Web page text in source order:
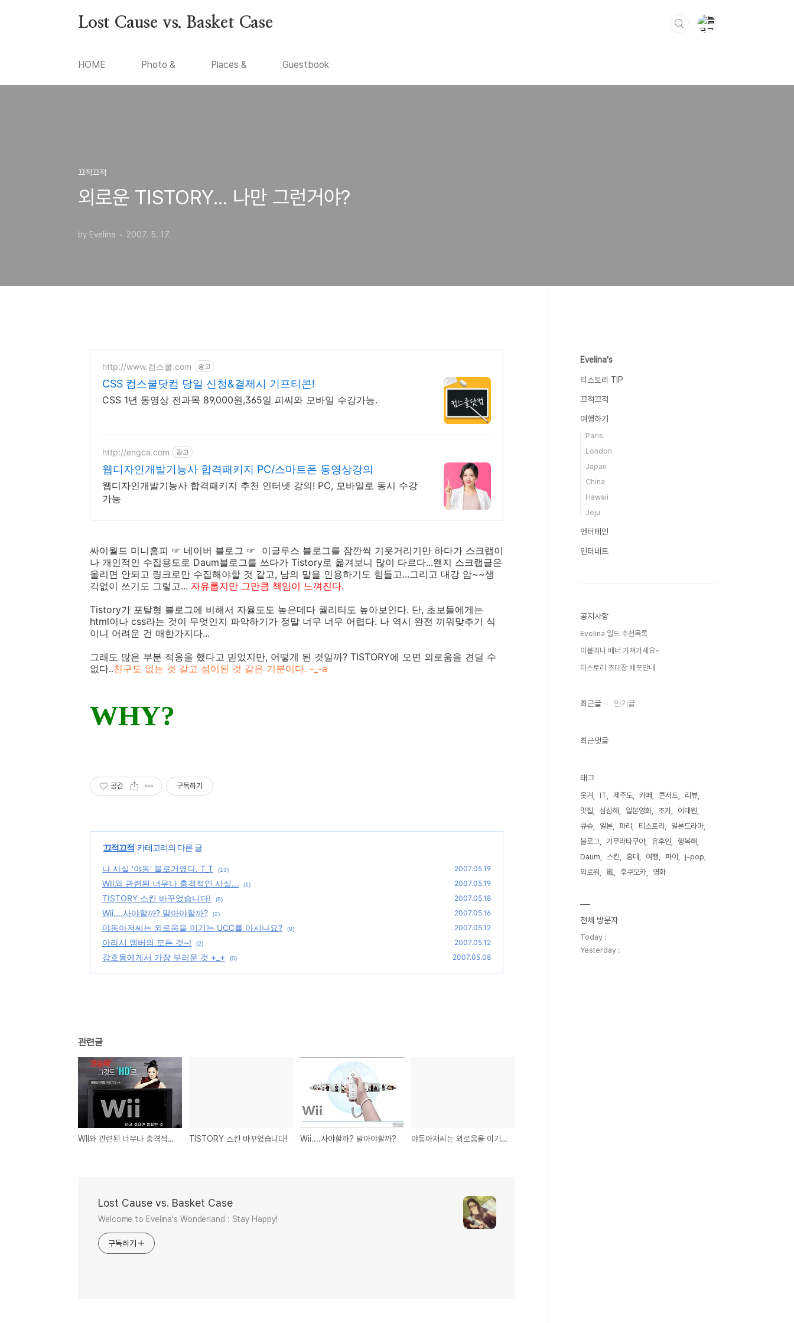
Lost Cause vs. Basket Case
HOME Photo & Places & Guestbook
끄적끄적
외로운 TISTORY... 나만 그런거야?
by Evelina 2007. 5. 17.
http://www.컴스쿨.com 광고
CSS 컴스쿨닷컴 당일 신청&결제시 기프티콘!
CSS 1년 동영상 전과목 89,000원,365일 피씨와 모바일 수강가능.
http://engca.com 광고
웹디자인개발기능사 합격패키지 PC/스마트폰 동영상강의
웹디자인개발기능사 합격패키지 추천 인터넷 강의! PC, 모바일로 동시 수강
가능
싸이월드 미니홈피 ☞ 네이버 블로그 ☞ 이글루스 블로그를 잠깐씩 기웃거리기만 하다가 스크랩이
나 개인적인 수집용도로 Daum블로그를 쓰다가 Tistory로 옮겨보니 많이 다르다...왠지 스크랩글은
올리면 안되고 링크로만 수집해야할 것 같고, 남의 말을 인용하기도 힘들고...그리고 대강 암~~생
각없이 쓰기도 그렇고... 자유롭지만 그만큼 책임이 느껴진다.
Tistory가 포탈형 블로그에 비해서 자율도도 높은데다 퀄리티도 높아보인다. 단, 초보들에게는
html이나 css라는 것이 무엇인지 파악하기가 정말 너무 너무 어렵다. 나 역시 완전 끼워맞추기 식
이니 어려운 건 매한가지다...
그래도 많은 부분 적응을 했다고 믿었지만, 어떻게 된 것일까? TISTORY에 오면 외로움을 견딜 수
없다..친구도 없는 것 같고 섬이된 것 같은 기분이다. -_-a
WHY?
공감 구독하기
'끄적끄적' 카테고리의 다른 글
나 사실 '야동' 블로거였다. T_T (13) 2007.05.19
WII와 관련된 너무나 충격적인 사실... (1) 2007.05.19
TISTORY 스킨 바꾸었습니다! (8) 2007.05.18
Wii....사야할까? 말아야할까? (2) 2007.05.16
야동아저씨는 외로움을 이기는 UCC를 아시나요? (0) 2007.05.12
아라시 멤버의 모든 것~! (2) 2007.05.12
강호동에게서 가장 부러운 것 +_+ (0) 2007.05.08
관련글
WII와 관련된 너무나 충격적인 사실... TISTORY 스킨 바꾸었습니다! Wii....사야할까? 말아야할까? 야동아저씨는 외로움을 이기는 UCC를 아시나요?
Lost Cause vs. Basket Case
Welcome to Evelina's Wonderland : Stay Happy!
구독하기
Evelina's
티스토리 TIP
끄적끄적
여행하기
Paris
London
Japan
China
Hawaii
Jeju
엔터테인
인터네트
공지사항
Evelina 일드 추천목록
이블리나 배너 가져가세요~
티스토리 초대장 배포안내
최근글 인기글
최근댓글
태그
웃겨 IT 제주도 카페 콘서트
리뷰
맛집
심심해 일본영화 조카
이태원
큐슈
일본 파리 티스토리
일본드라마
블로그
기무라타쿠야 유후인
행복해
Daum
스킨 홍대 여행 파이
j-pop
외로워
嵐 후쿠오카 영화
전체 방문자
Today :
Yesterday :